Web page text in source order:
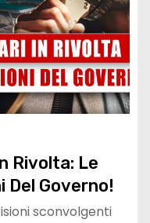
Rivolta: Le
Del Governo!
sconvolgenti